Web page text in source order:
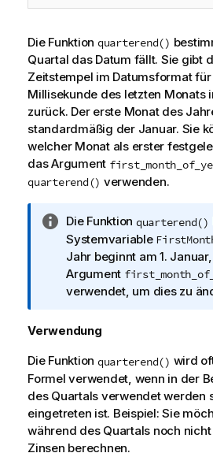
Die Funktion quarterend()
Quartal das Datum fällt. Sie gibt
Zeitstempel im Datumsformat
Millisekunde des letzten Monats
zurück. Der erste Monat des
standardmäßig der Januar. Sie
welcher Monat als erster
das Argument
quarterend() verwenden.
I
n
f
o
r
a
i
o
n
s
h
i
Die Funktion quarterend()
Systemvariable
Jahr beginnt am 1.
Argument
verwendet, um dies zu
Verwendung
Die Funktion quarterend() wird
Formel verwendet, wenn in der
des Quartals verwendet werden
eingetreten ist. Beispiel: Sie
während des Quartals noch
Zinsen berechnen.